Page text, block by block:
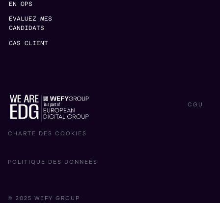
EN OPS
ÉVALUEZ MES
CANDIDATS
CAS CLIENT
© 2025 WEFY GROUP
CHARTE DES COOKIES
POLITIQUE DES DONNEÉS
CGU